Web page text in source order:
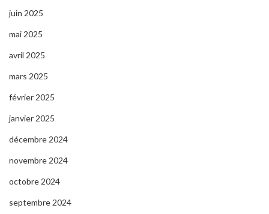
juin 2025
mai 2025
avril 2025
mars 2025
février 2025
janvier 2025
décembre 2024
novembre 2024
octobre 2024
septembre 2024